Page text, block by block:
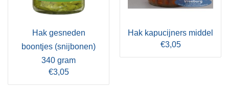
Hak gesneden
boontjes (snijbonen)
340 gram
€3,05
Hak kapucijners middel
€3,05